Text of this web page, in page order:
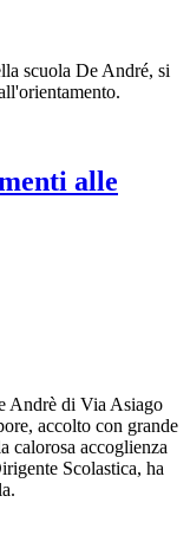
scuola De André, si
alle
Andrè di Via Asiago
accolto con grande
calorosa accoglienza
Scolastica, ha